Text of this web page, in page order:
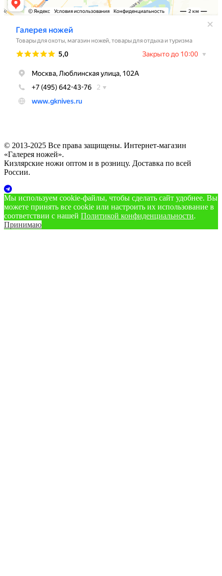
© 2013-2025 Все права защищены. Интернет-магазин
«Галерея ножей».
Кизлярские ножи оптом и в розницу. Доставка по всей
России.
Мы используем cookie‑файлы, чтобы сделать сайт удобнее. Вы
можете принять все cookie или настроить их использование в
соответствии с нашей Политикой конфиденциальности.
Принимаю